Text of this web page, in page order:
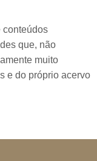
conteúdos
que, não
muito
e do próprio acervo